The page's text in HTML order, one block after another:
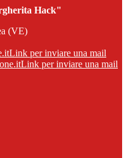
Hack"
(VE)
Link per inviare una mail
Link per inviare una mail